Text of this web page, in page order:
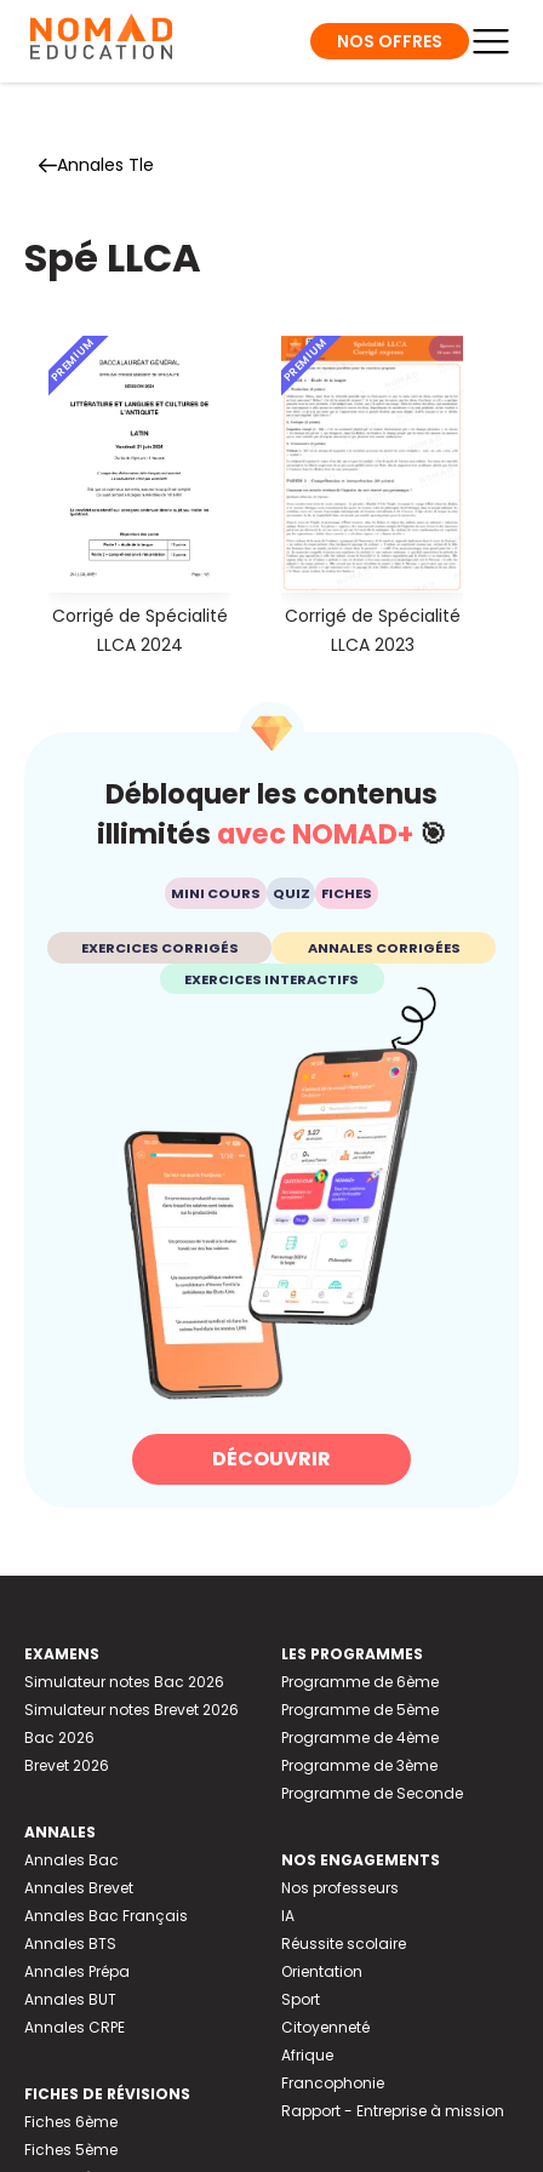
NOS OFFRES
Annales Tle
Spé LLCA
PREMIUM
Corrigé de Spécialité
LLCA 2024
PREMIUM
Corrigé de Spécialité
LLCA 2023
Débloquer les contenus
illimités avec NOMAD+ 🎯
MINI COURS QUIZ FICHES
EXERCICES CORRIGÉS
ANNALES CORRIGÉES
EXERCICES INTERACTIFS
DÉCOUVRIR
EXAMENS
Simulateur notes Bac 2026
Simulateur notes Brevet 2026
Bac 2026
Brevet 2026
ANNALES
Annales Bac
Annales Brevet
Annales Bac Français
Annales BTS
Annales Prépa
Annales BUT
Annales CRPE
FICHES DE RÉVISIONS
Fiches 6ème
Fiches 5ème
LES PROGRAMMES
Programme de 6ème
Programme de 5ème
Programme de 4ème
Programme de 3ème
Programme de Seconde
NOS ENGAGEMENTS
Nos professeurs
IA
Réussite scolaire
Orientation
Sport
Citoyenneté
Afrique
Francophonie
Rapport - Entreprise à mission